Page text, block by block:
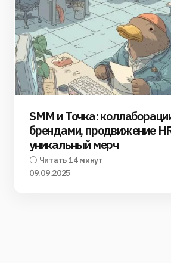
SMM и Точка:
брендами, продвижение
уникальный мерч
Читать 14 минут
09.09.2025